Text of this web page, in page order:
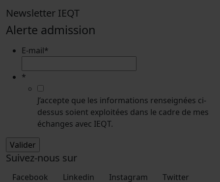
Newsletter IEQT
Alerte admission
E-mail*
*
J’accepte que les informations renseignées ci-
dessus soient exploitées dans le cadre de mes
échanges avec IEQT.
Suivez-nous sur
Facebook Linkedin Instagram Twitter